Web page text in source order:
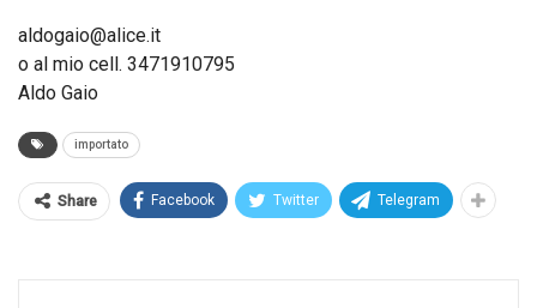
aldogaio@alice.it
o al mio cell. 3471910795
Aldo Gaio
importato
Share Facebook Twitter Telegram